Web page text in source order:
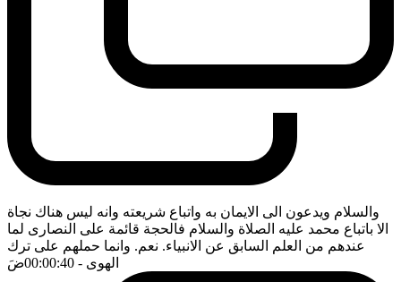
والسلام ويدعون الى الايمان به واتباع شريعته وانه ليس هناك نجاة
الا باتباع محمد عليه الصلاة والسلام فالحجة قائمة على النصارى لما
عندهم من العلم السابق عن الانبياء. نعم. وانما حملهم على ترك
الهوى - 00:00:40 ضَ